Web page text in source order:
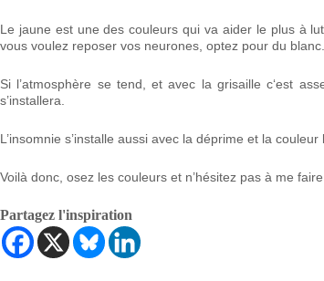
Le jaune est une des couleurs qui va aider le plus à
vous voulez reposer vos neurones, optez pour du blanc.
Si l’atmosphère se tend, et avec la grisaille c‘est
s’installera.
L’insomnie s’installe aussi avec la déprime et la
Voilà donc, osez les couleurs et n’hésitez pas à me
Partagez l'inspiration